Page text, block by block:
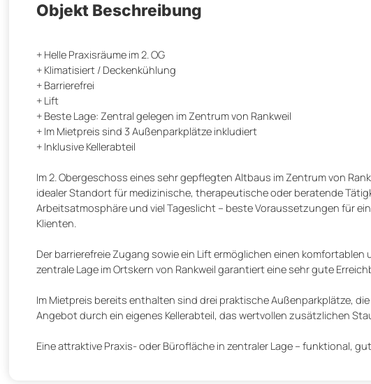
Objekt Beschreibung
+ Helle Praxisräume im 2. OG
+ Klimatisiert / Deckenkühlung
+ Barrierefrei
+ Lift
+ Beste Lage: Zentral gelegen im Zentrum von Rankweil
+ Im Mietpreis sind 3 Außenparkplätze inkludiert
+ Inklusive Kellerabteil
Im 2. Obergeschoss eines sehr gepflegten Altbaus im Zentrum von
idealer Standort für medizinische, therapeutische oder beratende
Arbeitsatmosphäre und viel Tageslicht – beste Voraussetzungen für
Klienten.
Der barrierefreie Zugang sowie ein Lift ermöglichen einen
zentrale Lage im Ortskern von Rankweil garantiert eine sehr gute
Im Mietpreis bereits enthalten sind drei praktische Außenparkplätze,
Angebot durch ein eigenes Kellerabteil, das wertvollen zusätzlichen
Eine attraktive Praxis- oder Bürofläche in zentraler Lage – funktional,